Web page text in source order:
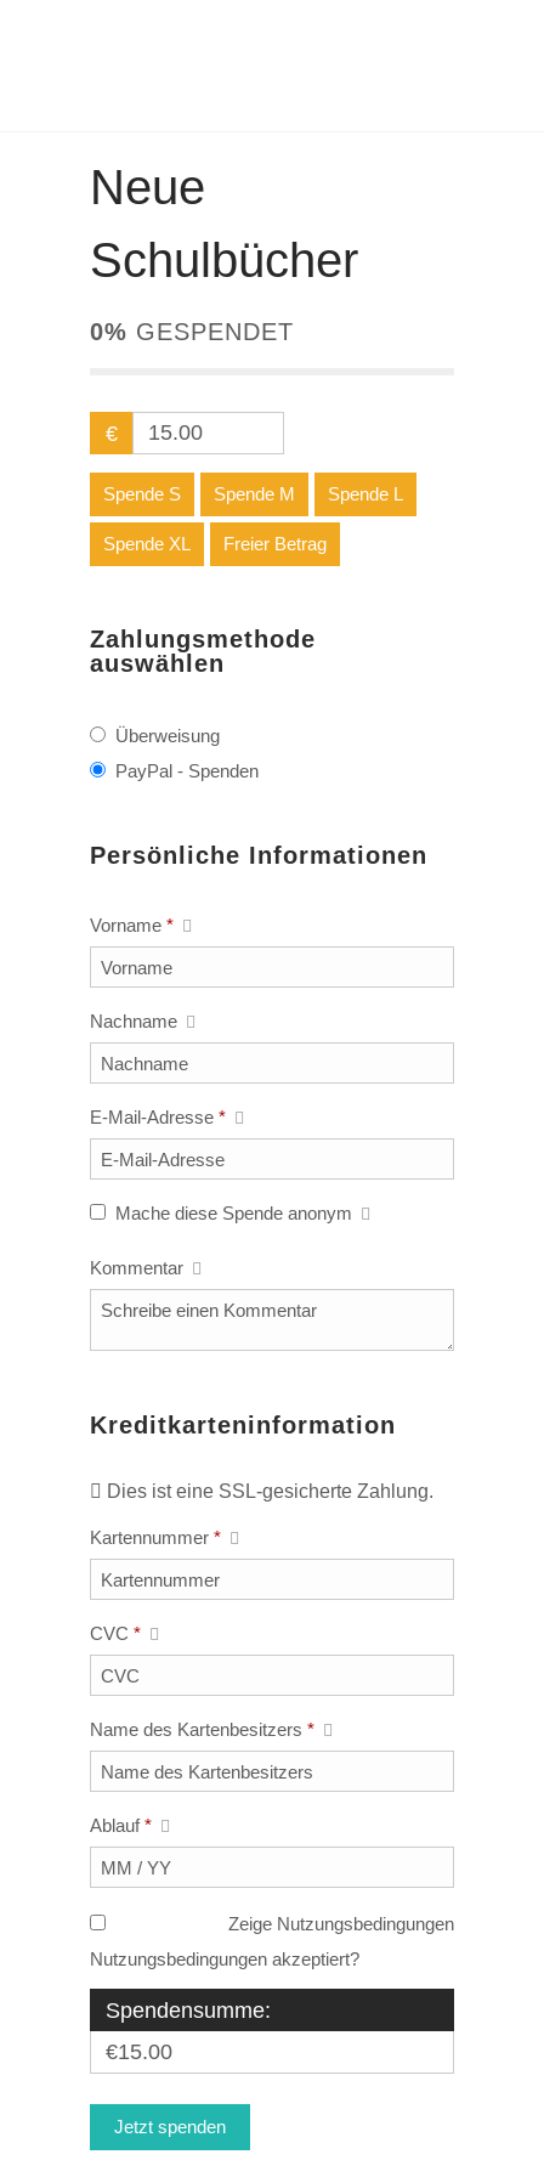
Neue
Schulbücher
0% GESPENDET
€
Spende S Spende M Spende L
Spende XL Freier Betrag
Zahlungsmethode
auswählen
Überweisung
PayPal - Spenden
Persönliche Informationen
Vorname *
Nachname
E-Mail-Adresse *
Mache diese Spende anonym
Kommentar
Kreditkarteninformation
Dies ist eine SSL-gesicherte Zahlung.
Kartennummer *
CVC *
Name des Kartenbesitzers *
Ablauf*
Zeige Nutzungsbedingungen
Nutzungsbedingungen akzeptiert?
Spendensumme:
€15.00